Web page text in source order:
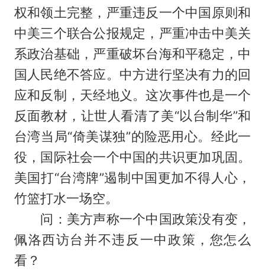
权和领土完整，严重违反一个中国原则和
中美三个联合公报规定，严重冲击中美关
系政治基础，严重破坏台海和平稳定，中
国人民绝不答应。中方进行坚决有力的回
应和反制，天经地义。这次事件也是一个
反面教材，让世人看清了美“以台制华”和
台湾当局“倚美谋独”的险恶用心。经此一
役，国际社会一个中国的共识更加巩固。
美国打“台湾牌”遏制中国更加不得人心，
竹篮打水一场空。
问：美方声称一个中国政策没有变，
佩洛西访台并不违反一中政策，您怎么
看？